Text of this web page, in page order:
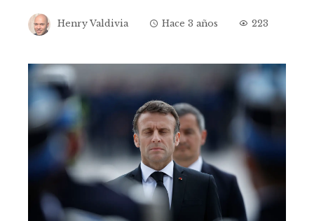
Henry Valdivia Hace 3 años 223